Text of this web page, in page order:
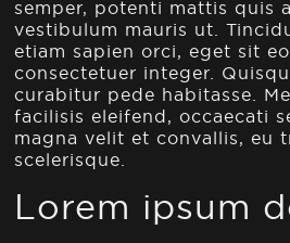
semper, potenti mattis quis
vestibulum mauris ut.
etiam sapien orci, eget sit
consectetuer integer.
curabitur pede habitasse.
facilisis eleifend, occaecati
magna velit et convallis, eu
scelerisque.
Lorem ipsum